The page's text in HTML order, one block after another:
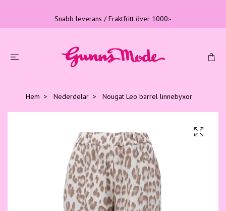
Snabb leverans / Fraktfritt över 1000:-
Hem Nederdelar Nougat Leo barrel linnebyxor